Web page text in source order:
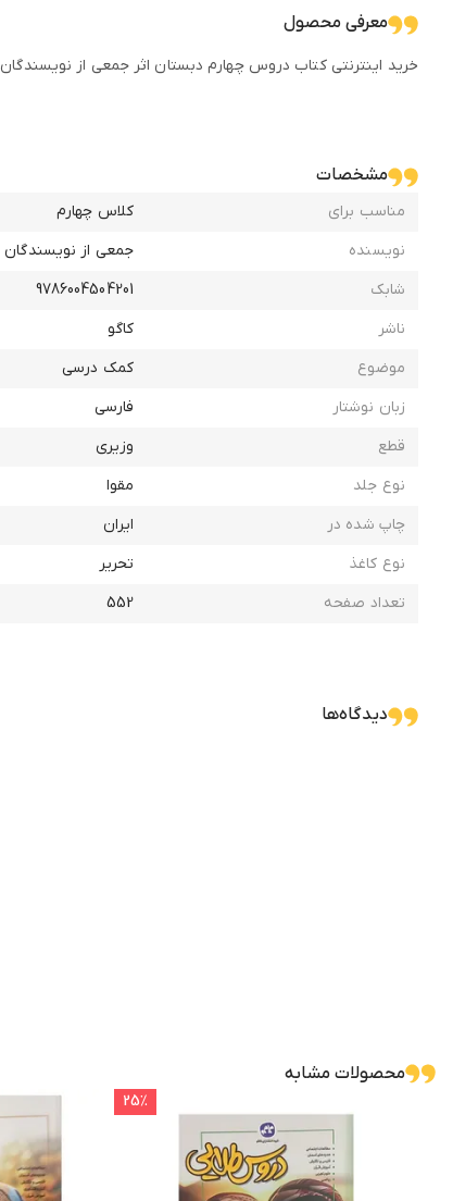
معرفی محصول
خرید اینترنتی کتاب دروس چهارم دبستان اثر جمعی از
مشخصات
مناسب برای
کلاس چهارم
نویسنده
جمعی از نویسندگان
شابک
9786004504201
ناشر
کاگو
موضوع
کمک درسی
زبان نوشتار
فارسی
قطع
وزیری
نوع جلد
مقوا
چاپ شده در
ایران
نوع کاغذ
تحریر
تعداد صفحه
552
دیدگاه‌ها
محصولات مشابه
25٪